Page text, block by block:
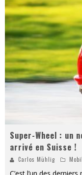
Super-Wheel : un
arrivé en Suisse !
Carlos Mühlig
C’est l’un des